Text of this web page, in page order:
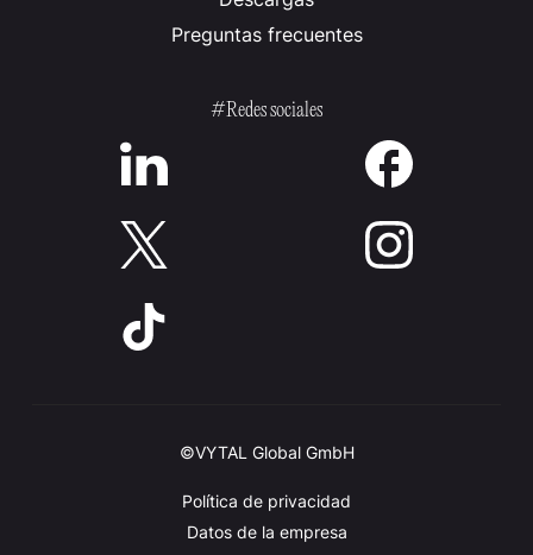
Preguntas frecuentes
#Redes sociales
©VYTAL Global GmbH
Política de privacidad
Datos de la empresa